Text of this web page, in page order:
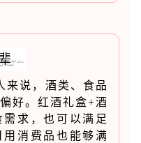
来说，酒类、食品
好。红酒礼盒+酒
求，也可以满足
消费品也能够满